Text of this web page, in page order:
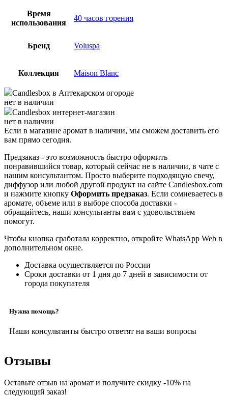
Время
использования
40 часов горения
Бренд Voluspa
Коллекция Maison Blanc
Candlesbox в Аптекарском огороде
нет в наличии
Candlesbox интернет-магазин
нет в наличии
Если в магазине аромат в наличии, мы сможем доставить его
вам прямо сегодня.
Предзаказ - это возможность быстро оформить
понравившийся товар, который сейчас не в наличии, в чате с
нашим консультантом. Просто выберите подходящую свечу,
диффузор или любой другой продукт на сайте Candlesbox.com
и нажмите кнопку Оформить предзаказ. Если сомневаетесь в
аромате, объеме или в выборе способа доставки -
обращайтесь, наши консультанты вам с удовольствием
помогут.
Чтобы кнопка сработала корректно, откройте WhatsApp Web в
дополнительном окне.
Доставка осуществляется по России
Сроки доставки от 1 дня до 7 дней в зависимости от
города покупателя
Нужна помощь?
Наши консультанты быстро ответят на ваши вопросы
Отзывы
Оставьте отзыв на аромат и получите скидку -10% на
следующий заказ!